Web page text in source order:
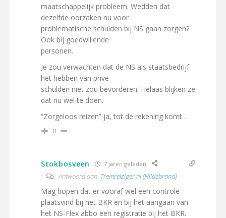
maatschappelijk probleem. Wedden dat
dezelfde oorzaken nu voor
problematische schulden bij NS gaan zorgen?
Ook bij goedwillende
personen.
Je zou verwachten dat de NS als staatsbedrijf
het hebben van prive-
schulden niet zou bevorderen. Helaas blijken ze
dat nu wel te doen.
“Zorgeloos reizen” ja, tot de rekening komt…
0
Stokbosveen 7 jaren geleden
Antwoord aan Treinreiziger.nl (Hildebrand)
Mag hopen dat er vooraf wel een controle
plaatsvind bij het BKR en bij het aangaan van
het NS-Flex abbo een registratie bij het BKR.